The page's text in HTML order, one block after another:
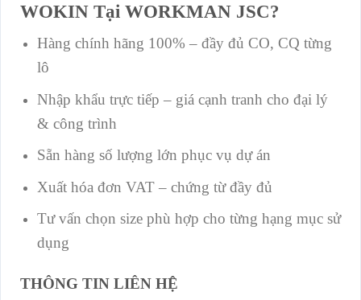
WOKIN Tại WORKMAN JSC?
Hàng chính hãng 100% – đầy đủ CO, CQ từng
lô
Nhập khẩu trực tiếp – giá cạnh tranh cho đại lý
& công trình
Sẵn hàng số lượng lớn phục vụ dự án
Xuất hóa đơn VAT – chứng từ đầy đủ
Tư vấn chọn size phù hợp cho từng hạng mục sử
dụng
THÔNG TIN LIÊN HỆ